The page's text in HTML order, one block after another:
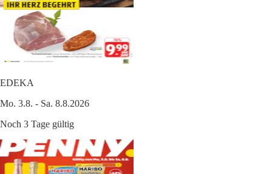
EDEKA
Mo. 3.8. - Sa. 8.8.2026
Noch 3 Tage gültig